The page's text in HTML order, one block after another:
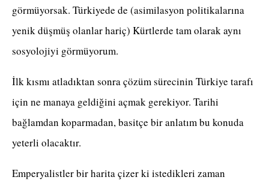
görmüyorsak. Türkiyede de (asimilasyon politikalarına
yenik düşmüş olanlar hariç) Kürtlerde tam olarak aynı
sosyolojiyi görmüyorum.
İlk kısmı atladıktan sonra çözüm sürecinin Türkiye tarafı
için ne manaya geldiğini açmak gerekiyor. Tarihi
bağlamdan koparmadan, basitçe bir anlatım bu konuda
yeterli olacaktır.
Emperyalistler bir harita çizer ki istedikleri zaman